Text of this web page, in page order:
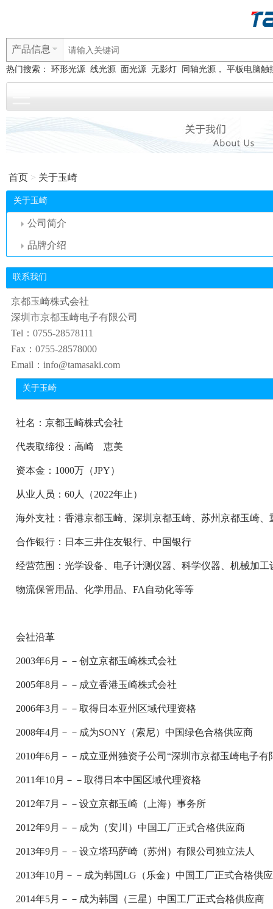
产品信息
热门搜索： 环形光源 线光源 面光源 无影灯 同轴光源， 平板电脑
首页 > 关于玉崎
关于玉崎
公司简介
品牌介绍
联系我们
京都玉崎株式会社
深圳市京都玉崎电子有限公司
Tel：0755-28578111
Fax：0755-28578000
Email：info@tamasaki.com
关于玉崎
社名：京都玉崎株式会社
代表取缔役：高崎 恵美
资本金：1000万（JPY）
从业人员：60人（2022年止）
海外支社：香港京都玉崎、深圳京都玉崎、苏州京都玉崎
合作银行：日本三井住友银行、中国银行
经营范围：光学设备、电子计测仪器、科学仪器、机械加
物流保管用品、化学用品、FA自动化等等
会社沿革
2003年6月－－创立京都玉崎株式会社
2005年8月－－成立香港玉崎株式会社
2006年3月－－取得日本亚州区域代理资格
2008年4月－－成为SONY（索尼）中国绿色合格供应商
2010年6月－－成立亚州独资子公司“深圳市京都玉崎电子有
2011年10月－－取得日本中国区域代理资格
2012年7月－－设立京都玉崎（上海）事务所
2012年9月－－成为（安川）中国工厂正式合格供应商
2013年9月－－设立塔玛萨崎（苏州）有限公司独立法人
2013年10月－－成为韩国LG（乐金）中国工厂正式合格供
2014年5月－－成为韩国（三星）中国工厂正式合格供应商